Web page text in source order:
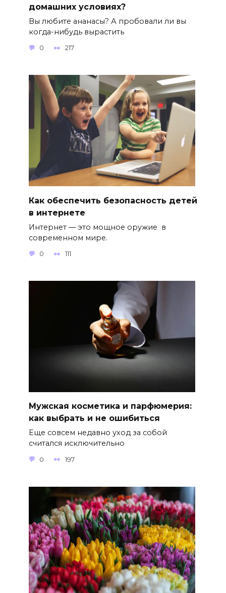
домашних условиях?
Вы любите ананасы? А пробовали ли вы
когда-нибудь вырастить
0 217
Как обеспечить безопасность детей
в интернете
Интернет — это мощное оружие в
современном мире.
0 111
Мужская косметика и парфюмерия:
как выбрать и не ошибиться
Еще совсем недавно уход за собой
считался исключительно
0 197